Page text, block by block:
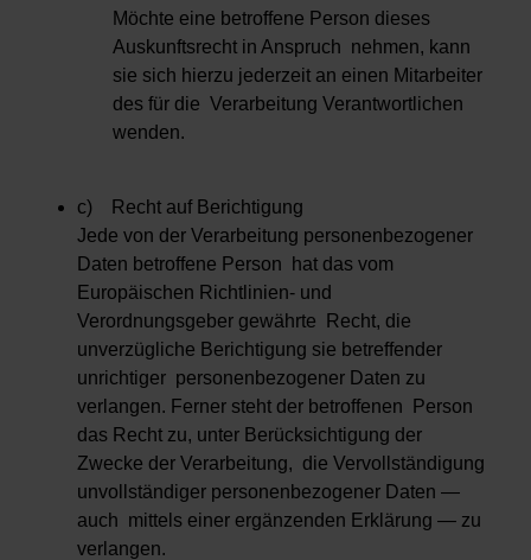
Möchte eine betroffene Person dieses
Auskunftsrecht in Anspruch nehmen, kann
sie sich hierzu jederzeit an einen Mitarbeiter
des für die Verarbeitung Verantwortlichen
wenden.
c) Recht auf Berichtigung
Jede von der Verarbeitung personenbezogener
Daten betroffene Person hat das vom
Europäischen Richtlinien- und
Verordnungsgeber gewährte Recht, die
unverzügliche Berichtigung sie betreffender
unrichtiger personenbezogener Daten zu
verlangen. Ferner steht der betroffenen Person
das Recht zu, unter Berücksichtigung der
Zwecke der Verarbeitung, die Vervollständigung
unvollständiger personenbezogener Daten —
auch mittels einer ergänzenden Erklärung — zu
verlangen.